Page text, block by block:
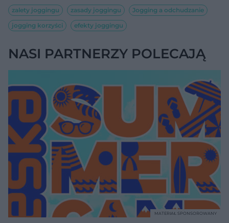
zalety joggingu zasady joggingu
Jogging a odchudzanie
jogging korzyści
efekty joggingu
NASI PARTNERZY POLECAJĄ
MATERIAŁ SPONSOROWANY